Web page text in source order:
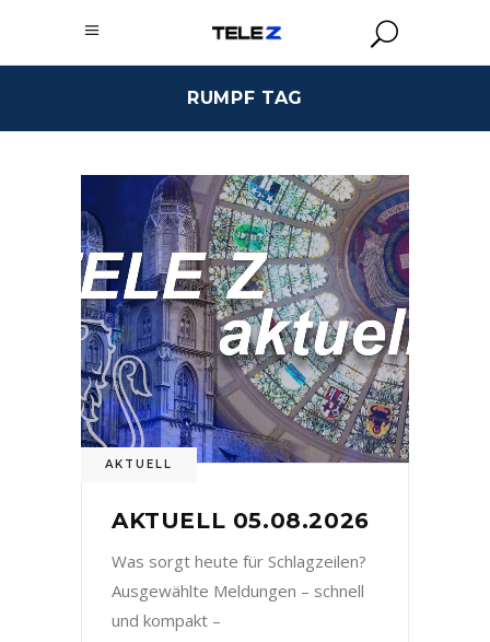
RUMPF TAG
AKTUELL
AKTUELL 05.08.2026
Was sorgt heute für Schlagzeilen?
Ausgewählte Meldungen – schnell
und kompakt –